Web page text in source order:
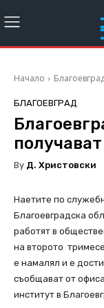
Начало
БЛАГОЕВГРАД
By Д. Христовски
Наетите по
Благоевградска
работят в
на второто
е намалял и е
съобщават от
институт в